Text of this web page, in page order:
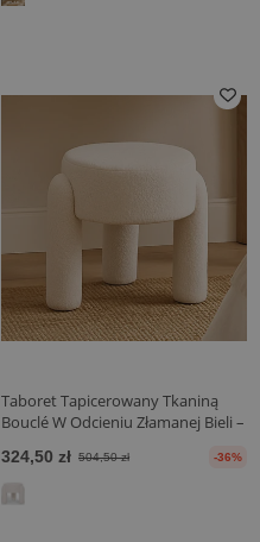
Taboret Tapicerowany Tkaniną
Bouclé W Odcieniu Złamanej Bieli –
Sypialni - Boreta
324,50 zł 504,50 zł -36%